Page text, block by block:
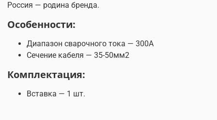
Россия — родина бренда.
Особенности:
Диапазон сварочного тока — 300А
Сечение кабеля — 35-50мм2
Комплектация:
Вставка — 1 шт.